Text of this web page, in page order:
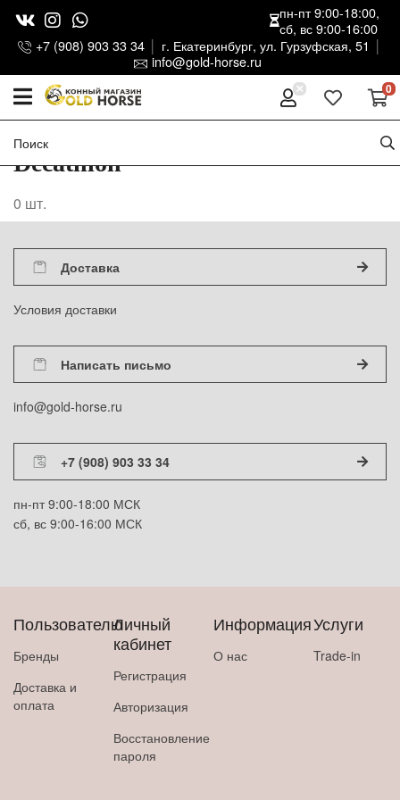
+7 (908) 903 33 34
г. Екатеринбург, ул. Гурзуфская, 51
info@gold-horse.ru
пн-пт 9:00-18:00,
сб, вс 9:00-16:00
0
Decathlon
0 шт.
Доставка
Условия доставки
Написать письмо
info@gold-horse.ru
+7 (908) 903 33 34
пн-пт 9:00-18:00 МСК
сб, вс 9:00-16:00 МСК
Пользователю
Бренды
Доставка и
оплата
Личный
кабинет
Регистрация
Авторизация
Восстановление
пароля
Информация
О нас
Услуги
Trade-in